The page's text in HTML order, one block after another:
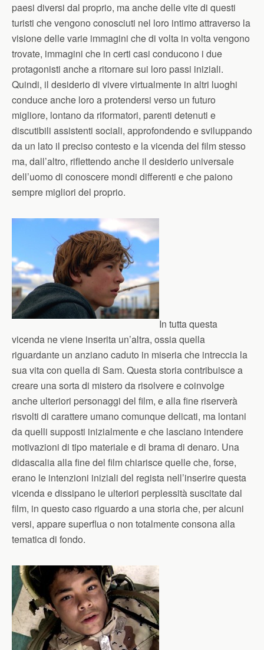
paesi diversi dal proprio, ma anche delle vite di questi
turisti che vengono conosciuti nel loro intimo attraverso la
visione delle varie immagini che di volta in volta vengono
trovate, immagini che in certi casi conducono i due
protagonisti anche a ritornare sui loro passi iniziali.
Quindi, il desiderio di vivere virtualmente in altri luoghi
conduce anche loro a protendersi verso un futuro
migliore, lontano da riformatori, parenti detenuti e
discutibili assistenti sociali, approfondendo e sviluppando
da un lato il preciso contesto e la vicenda del film stesso
ma, dall’altro, riflettendo anche il desiderio universale
dell’uomo di conoscere mondi differenti e che paiono
sempre migliori del proprio.
In tutta questa
vicenda ne viene inserita un’altra, ossia quella
riguardante un anziano caduto in miseria che intreccia la
sua vita con quella di Sam. Questa storia contribuisce a
creare una sorta di mistero da risolvere e coinvolge
anche ulteriori personaggi del film, e alla fine riserverà
risvolti di carattere umano comunque delicati, ma lontani
da quelli supposti inizialmente e che lasciano intendere
motivazioni di tipo materiale e di brama di denaro. Una
didascalia alla fine del film chiarisce quelle che, forse,
erano le intenzioni iniziali del regista nell’inserire questa
vicenda e dissipano le ulteriori perplessità suscitate dal
film, in questo caso riguardo a una storia che, per alcuni
versi, appare superflua o non totalmente consona alla
tematica di fondo.